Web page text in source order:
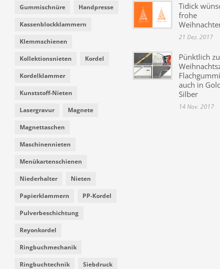
Gummischnüre Handpresse
Kassenblockklammern
Klemmschienen
Kollektionsnieten Kordel
Kordelklammer
Kunststoff-Nieten
Lasergravur Magnete
Magnettaschen
Maschinennieten
Menükartenschienen
Niederhalter Nieten
Papierklammern PP-Kordel
Pulverbeschichtung
Reyonkordel
Ringbuchmechanik
Ringbuchtechnik Siebdruck
Tidick
frohe
21 Dez. 2017
Pünktlich
auch in
Silber
14 Nov. 2017